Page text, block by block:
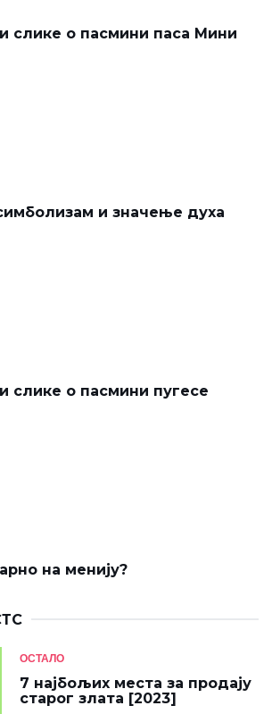
слике о пасмини паса Мини
и значење духа
слике о пасмини пугесе
на менију?
ОСТАЛО
7 најбољих места за продају
старог злата [2023]